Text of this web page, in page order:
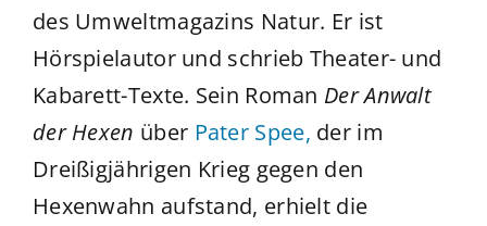
des Umweltmagazins Natur. Er ist
Hörspielautor und schrieb Theater- und
Kabarett-Texte. Sein Roman Der Anwalt
der Hexen über Pater Spee, der im
Dreißigjährigen Krieg gegen den
Hexenwahn aufstand, erhielt die